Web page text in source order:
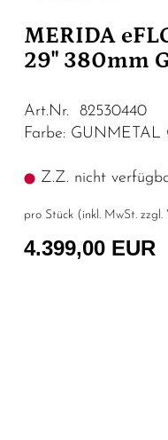
MERIDA
29" 380mm
Art.Nr. 82530440
Farbe: GUNMETAL
Z.Z. nicht
pro Stück (inkl. MwSt. zzgl.
4.399,00 EUR